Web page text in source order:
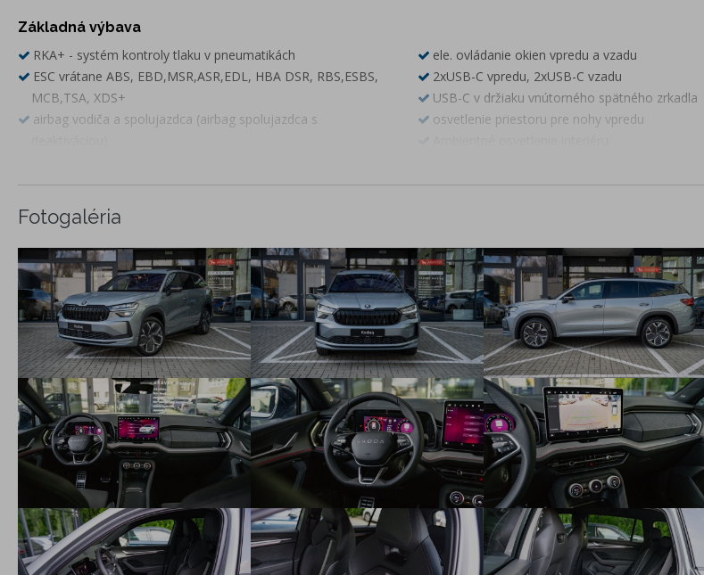
Základná výbava
RKA+ - systém kontroly tlaku v pneumatikách
ESC vrátane ABS, EBD,MSR,ASR,EDL, HBA DSR, RBS,ESBS,
MCB,TSA, XDS+
airbag vodiča a spolujazdca (airbag spolujazdca s
Front Assist- výstraha pred kolíziou a podpora núdzového
brzdenia (vrátane Predictive Pedestrian and Cyclist
Protection a Collision Avoidance Assist)
LANE ASSIST - asistent kontroly jazdy v jazdnom pruhu
Side ASSIST asistent zmeny jazdného pruhu + Exit Warning -
varovanie pri vystupovaní z vozidla
DRIVER ALERT - asistent rozpoznania únavy
Turn Assist - asistent pri odbočovaní
Crossroad Assist - asistent pri prejazde križovatky
Tempomat
Traffic Sign Recognition -rozpoznávanie dopravných značiek
Intelligent Speed Assist (ISA) - obmedzovač rýchlosti)
Isofix - 2 x príprava na uchytenie detských sedačiek vzadu a
1x na sedadle spolujazdca
ele. parkovacia brzda vrátane asistenta rozjazdu do kopca
ele. nastaviteľné a vyhrievané a sklopné vonkajšie spätné
zrkadlá s osvetlením nástupného priestoru a automatickým
stmievaním na strane vodiča
vnútorné spätné zrkadlo s automatickým stmievaním
ele. ovládanie okien vpredu a vzadu
2xUSB-C vpredu, 2xUSB-C vzadu
USB-C v držiaku vnútorného spätného zrkadla
osvetlenie priestoru pre nohy vpredu
Smart Dials - multifunkčné otočné ovládače
telefóny
8+1 reproduktor
DAB -digitálny rádiopríjem
Care Connect na 3 roky
eCall+ súkromné tiesňové volanie
elektronická detská poistka
vyhrievané predné sedadlá
Zadné sedadlá delené, sklopné (40:20:40,
odistiteľné z batožinového priestoru)
(180 mm)
lakťová opierka vpredu a vzadu
12V zásuvka vnútri a 12V zásuvka v
vkladané koberčeky vpredu a vzadu
dáždnik v predných dverách (na strane vodiča)
Tyre Fit- súprava na opravu pneumatík
Driving Mode Select - voľba jazdného profilu
Fotogaléria